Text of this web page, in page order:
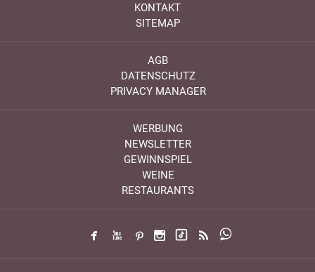
KONTAKT
SITEMAP
AGB
DATENSCHUTZ
PRIVACY MANAGER
WERBUNG
NEWSLETTER
GEWINNSPIEL
WEINE
RESTAURANTS